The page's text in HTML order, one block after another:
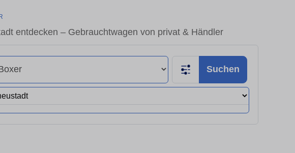
entdecken – Gebrauchtwagen von privat & Händler
Suchen